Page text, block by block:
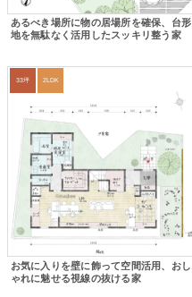
あるべき場所に物の居場所を確保、台形
地を無駄なく活用したスッキリ整う家
33坪 2LDK
お気に入りを壁に飾って空間活用、おし
ゃれに魅せる視線の抜ける家